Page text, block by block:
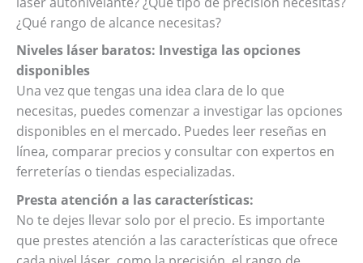
¿Qué rango de alcance necesitas?
Niveles láser baratos: Investiga las opciones
disponibles
Una vez que tengas una idea clara de lo que
necesitas, puedes comenzar a investigar las opciones
disponibles en el mercado. Puedes leer reseñas en
línea, comparar precios y consultar con expertos en
ferreterías o tiendas especializadas.
Presta atención a las características:
No te dejes llevar solo por el precio. Es importante
que prestes atención a las características que ofrece